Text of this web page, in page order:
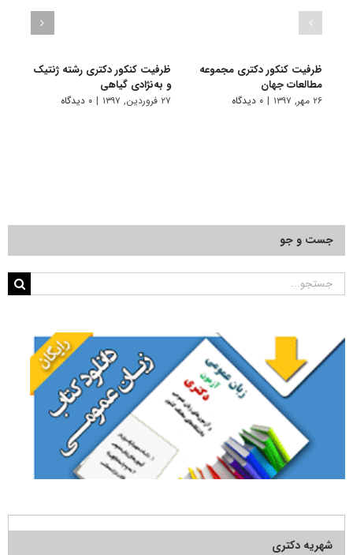
ظرفیت کنکور دکتری ﻣﺠﻤﻮﻋﻪ
مطالعات جهان
۲۶ مهر, ۱۳۹۷ | ۰ دیدگاه
ظرفیت کنکور دکتری رشته ژنتیک
و ﺑﻪﻧﮋادی ﮔﻴﺎهی
۲۷ فروردین, ۱۳۹۷ | ۰ دیدگاه
جست و جو
جستجو
شهریه دکتری